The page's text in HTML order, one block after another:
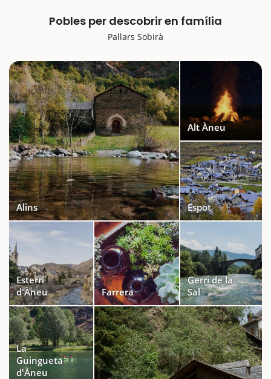
Pobles per descobrir en família
Pallars Sobirà
Alins
Alt Àneu
Espot
Esterri
d'Àneu
Farrera
Gerri de la
Sal
La
Guingueta
d'Àneu